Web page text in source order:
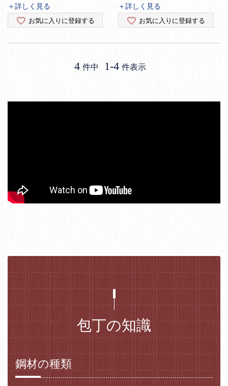
＋詳しく見る
お気に入りに登録する
＋詳しく見る
お気に入りに登録する
4 件中 1-4 件表示
包丁の知識
鋼材の種類